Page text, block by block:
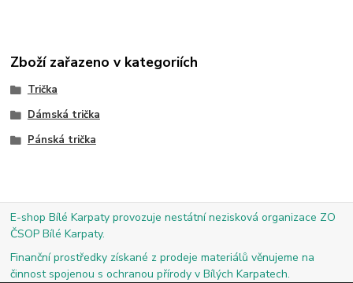
Zboží zařazeno v kategoriích
Trička
Dámská trička
Pánská trička
E-shop Bílé Karpaty provozuje nestátní nezisková organizace ZO
ČSOP Bílé Karpaty.
Finanční prostředky získané z prodeje materiálů věnujeme na
činnost spojenou s ochranou přírody v Bílých Karpatech.